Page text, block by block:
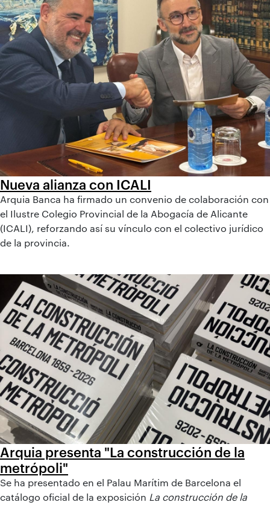
Nueva alianza con ICALI
Arquia Banca ha firmado un convenio de colaboración con
el Ilustre Colegio Provincial de la Abogacía de Alicante
(ICALI), reforzando así su vínculo con el colectivo jurídico
de la provincia.
Arquia presenta "La construcción de la
metrópoli"
Se ha presentado en el Palau Marítim de Barcelona el
catálogo oficial de la exposición La construcción de la